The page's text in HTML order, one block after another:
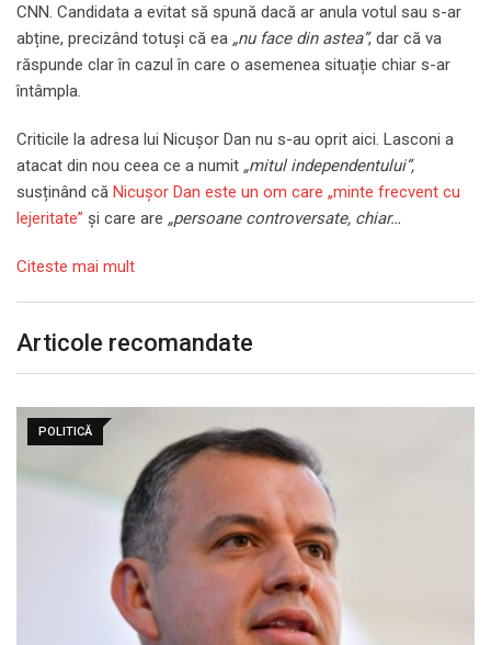
CNN. Candidata a evitat să spună dacă ar anula votul sau s-ar
abține, precizând totuși că ea „nu face din astea”, dar că va
răspunde clar în cazul în care o asemenea situație chiar s-ar
întâmpla.
Criticile la adresa lui Nicușor Dan nu s-au oprit aici. Lasconi a
atacat din nou ceea ce a numit „mitul independentului”,
susținând că Nicușor Dan este un om care „minte frecvent cu
lejeritate” și care are „persoane controversate, chiar…
Citeste mai mult
Articole recomandate
POLITICĂ
Nicușor Dan retrimite Parlamentului legea urșilor și
cere…
august 7, 2026